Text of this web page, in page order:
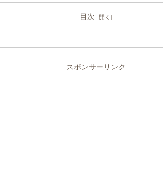
目次
スポンサーリンク